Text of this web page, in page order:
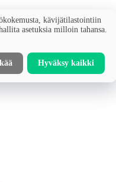
kävijätilastointiin
asetuksia milloin tahansa.
Hyväksy kaikki